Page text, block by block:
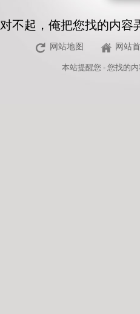
对不起，俺把您找的内容
网站地图 网站
本站提醒您 - 您找的